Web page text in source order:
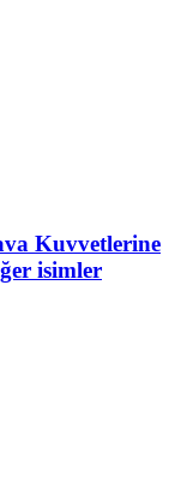
Kuvvetlerine
isimler